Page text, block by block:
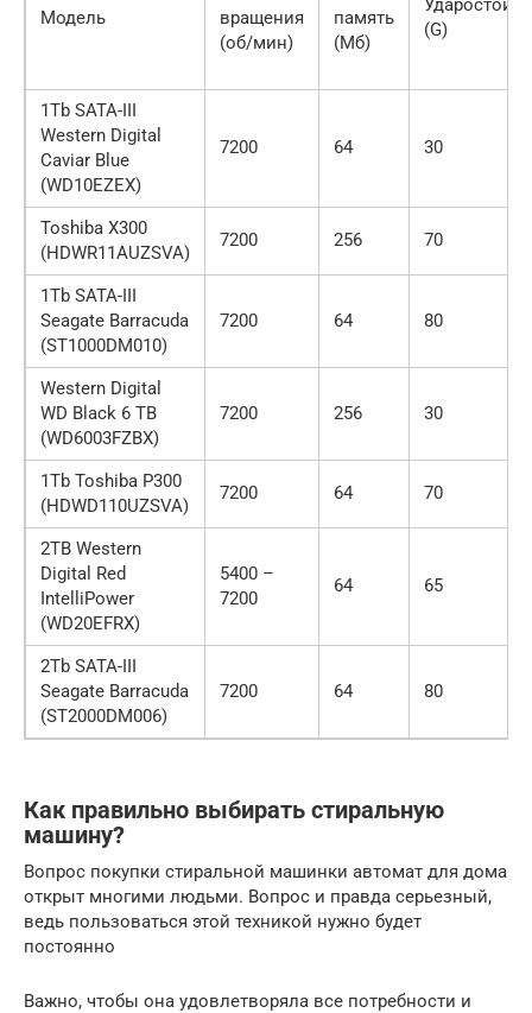
Модель
вращения
(об/мин)
память
(Мб)
(G)
1Tb SATA-III
Western Digital
Caviar Blue
(WD10EZEX)
7200 64 30
Toshiba Х300
(HDWR11AUZSVA)
7200 256 70
1Tb SATA-III
Seagate Barracuda
(ST1000DM010)
7200 64 80
Western Digital
WD Black 6 TB
(WD6003FZBX)
7200 256 30
1Tb Toshiba P300
(HDWD110UZSVA)
7200 64 70
2ТВ Western
Digital Red
IntelliPower
(WD20EFRX)
5400 –
7200
64 65
2Tb SATA-III
Seagate Barracuda
(ST2000DM006)
7200 64 80
Как правильно выбирать стиральную
машину?
Вопрос покупки стиральной машинки автомат для дома
открыт многими людьми. Вопрос и правда серьезный,
ведь пользоваться этой техникой нужно будет
постоянно
Важно, чтобы она удовлетворяла все потребности и